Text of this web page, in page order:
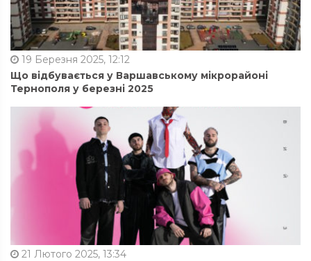
19 Березня 2025, 12:12
Що відбувається у Варшавському мікрорайоні
Тернополя у березні 2025
21 Лютого 2025, 13:34